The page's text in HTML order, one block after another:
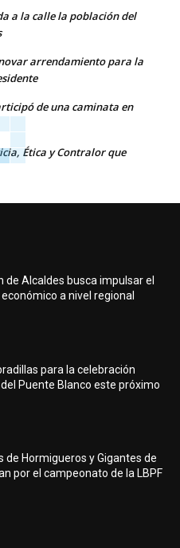
a la calle la población del
arrendamiento para la
de una caminata en
Ética y Contralor que
de Alcaldes busca impulsar el
a nivel regional
para la celebración
Puente Blanco este próximo
de Hormigueros y Gigantes de
por el campeonato de la LBPF